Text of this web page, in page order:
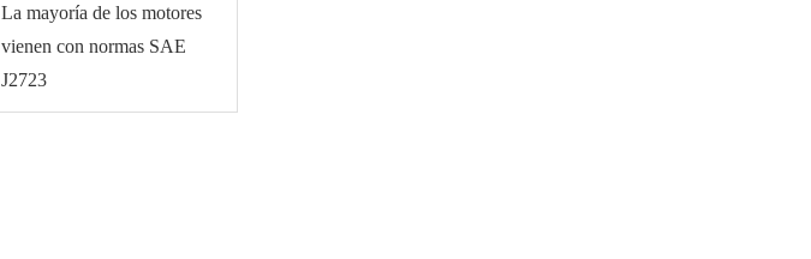
La mayoría de los motores
vienen con normas SAE
J2723